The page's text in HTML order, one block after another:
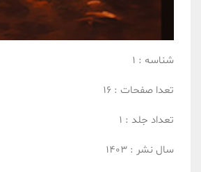
شناسه : 1
تعدا صفحات : 16
تعداد جلد : 1
سال نشر : 1403